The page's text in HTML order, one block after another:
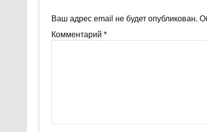
Ваш адрес email не будет опубликован.
Комментарий *